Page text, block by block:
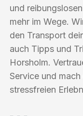
und
mehr im Wege.
den Transport
auch Tipps und
Horsholm.
Service und
stressfreien